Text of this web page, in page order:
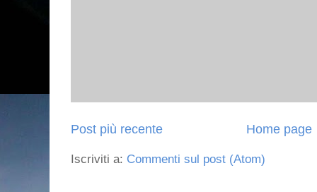
Post più recente Home page
Iscriviti a: Commenti sul post (Atom)